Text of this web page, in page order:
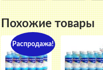
Похожие товары
Распродажа!